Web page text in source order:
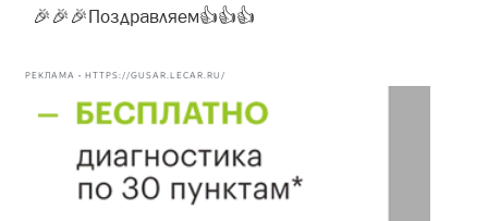
🎉🎉🎉Поздравляем👍👍👍
РЕКЛАМА • HTTPS://GUSAR.LECAR.RU/